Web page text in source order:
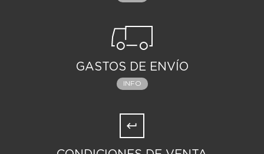
GASTOS DE ENVÍO
INFO